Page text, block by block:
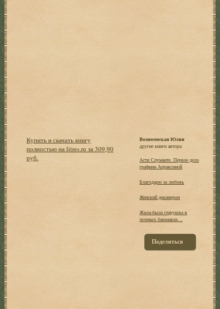
Купить и скачать книгу
полностью на litres.ru за 309,90
руб.
Вознесенская Юлия
другие книги автора:
Асти Спуманте. Первое дело
графини Апраксиной
Благодарю за любовь
Женский декамерон
Жила-была старушка в
зеленых башмаках…
Поделиться